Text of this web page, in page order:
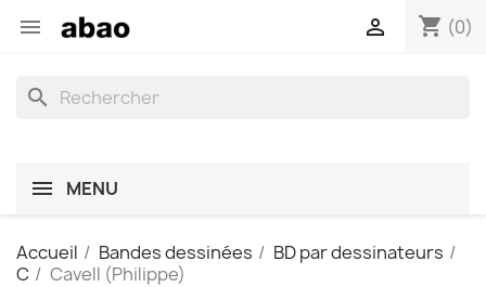
 shopping_cart (0)

search
MENU
Accueil Bandes dessinées
BD par dessinateurs
C
Cavell (Philippe)